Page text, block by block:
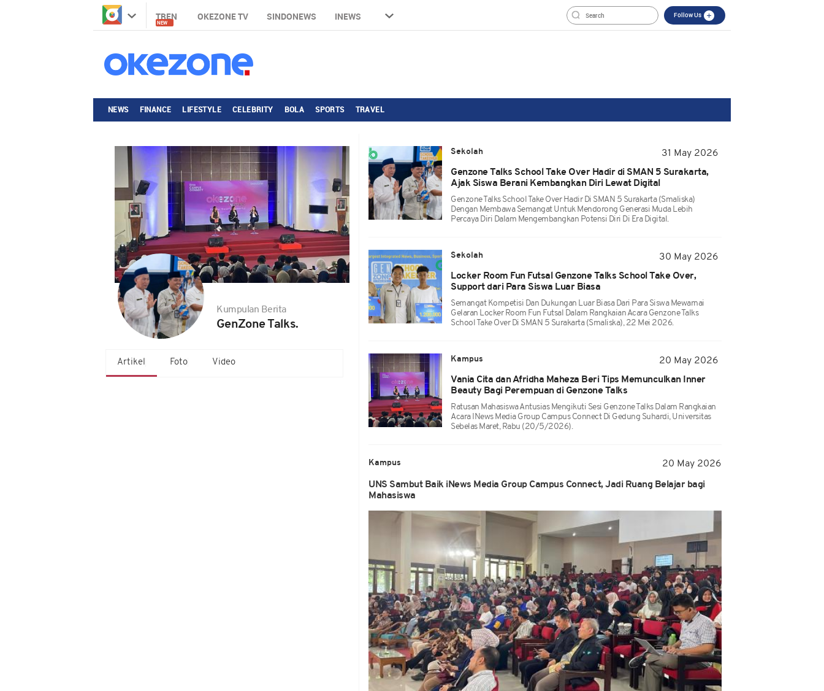
TREN
NEW
OKEZONE TV SINDONEWS INEWS Follow Us
NEWS FINANCE LIFESTYLE CELEBRITY BOLA SPORTS TRAVEL
Kumpulan Berita
GenZone Talks.
Artikel Foto Video
Sekolah
31 May 2026
Genzone Talks School Take Over Hadir di SMAN 5 Surakarta,
Ajak Siswa Berani Kembangkan Diri Lewat Digital
Genzone Talks School Take Over Hadir Di SMAN 5 Surakarta (Smaliska)
Dengan Membawa Semangat Untuk Mendorong Generasi Muda Lebih
Percaya Diri Dalam Mengembangkan Potensi Diri Di Era Digital.
Sekolah
30 May 2026
Locker Room Fun Futsal Genzone Talks School Take Over,
Support dari Para Siswa Luar Biasa
Semangat Kompetisi Dan Dukungan Luar Biasa Dari Para Siswa Mewarnai
Gelaran Locker Room Fun Futsal Dalam Rangkaian Acara Genzone Talks
School Take Over Di SMAN 5 Surakarta (Smaliska), 22 Mei 2026.
Kampus
20 May 2026
Vania Cita dan Afridha Maheza Beri Tips Memunculkan Inner
Beauty Bagi Perempuan di Genzone Talks
Ratusan Mahasiswa Antusias Mengikuti Sesi Genzone Talks Dalam Rangkaian
Acara INews Media Group Campus Connect Di Gedung Suhardi, Universitas
Sebelas Maret, Rabu (20/5/2026).
Kampus 20 May 2026
UNS Sambut Baik iNews Media Group Campus Connect, Jadi Ruang Belajar bagi
Mahasiswa